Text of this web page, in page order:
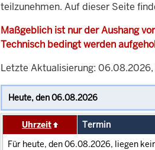
teilzunehmen. Auf dieser Seite
Maßgeblich ist nur der Aushang
Technisch bedingt werden
Letzte Aktualisierung: 06.08.2026,
Uhrzeit Termin
Für heute, den 06.08.2026, liegen